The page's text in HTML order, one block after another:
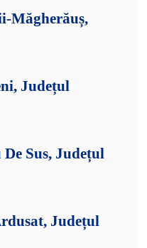
Măgherăuș,
Județul
Sus, Județul
Județul